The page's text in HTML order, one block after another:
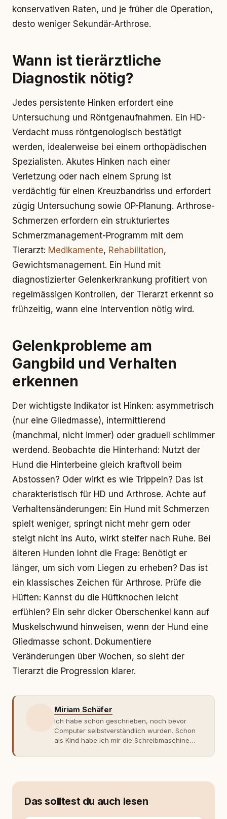
konservativen Raten, und je früher die Operation,
desto weniger Sekundär-Arthrose.
Wann ist tierärztliche
Diagnostik nötig?
Jedes persistente Hinken erfordert eine
Untersuchung und Röntgenaufnahmen. Ein HD-
Verdacht muss röntgenologisch bestätigt
werden, idealerweise bei einem orthopädischen
Spezialisten. Akutes Hinken nach einer
Verletzung oder nach einem Sprung ist
verdächtig für einen Kreuzbandriss und erfordert
zügig Untersuchung sowie OP-Planung. Arthrose-
Schmerzen erfordern ein strukturiertes
Schmerzmanagement-Programm mit dem
Tierarzt: Medikamente, Rehabilitation,
Gewichtsmanagement. Ein Hund mit
diagnostizierter Gelenkerkrankung profitiert von
regelmässigen Kontrollen, der Tierarzt erkennt so
frühzeitig, wann eine Intervention nötig wird.
Gelenkprobleme am
Gangbild und Verhalten
erkennen
Der wichtigste Indikator ist Hinken: asymmetrisch
(nur eine Gliedmasse), intermittierend
(manchmal, nicht immer) oder graduell schlimmer
werdend. Beobachte die Hinterhand: Nutzt der
Hund die Hinterbeine gleich kraftvoll beim
Abstossen? Oder wirkt es wie Trippeln? Das ist
charakteristisch für HD und Arthrose. Achte auf
Verhaltensänderungen: Ein Hund mit Schmerzen
spielt weniger, springt nicht mehr gern oder
steigt nicht ins Auto, wirkt steifer nach Ruhe. Bei
älteren Hunden lohnt die Frage: Benötigt er
länger, um sich vom Liegen zu erheben? Das ist
ein klassisches Zeichen für Arthrose. Prüfe die
Hüften: Kannst du die Hüftknochen leicht
erfühlen? Ein sehr dicker Oberschenkel kann auf
Muskelschwund hinweisen, wenn der Hund eine
Gliedmasse schont. Dokumentiere
Veränderungen über Wochen, so sieht der
Tierarzt die Progression klarer.
Miriam Schäfer
Ich habe schon geschrieben, noch bevor
Computer selbstverständlich wurden. Schon
als Kind habe ich mir die Schreibmaschine
getippt: Geschichten, Beobachtungen,
weniger guten Erfahrungen. Umso mehr hat
Das solltest du auch lesen